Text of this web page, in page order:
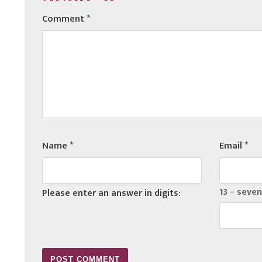
Comment*
Name* Email*
Please enter an answer in digits: 13 −